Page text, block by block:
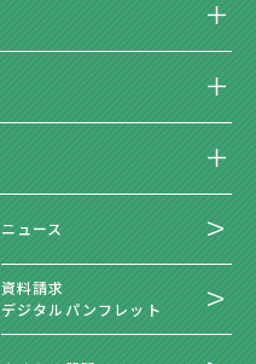
ニュース
資料請求
デジタルパンフレット